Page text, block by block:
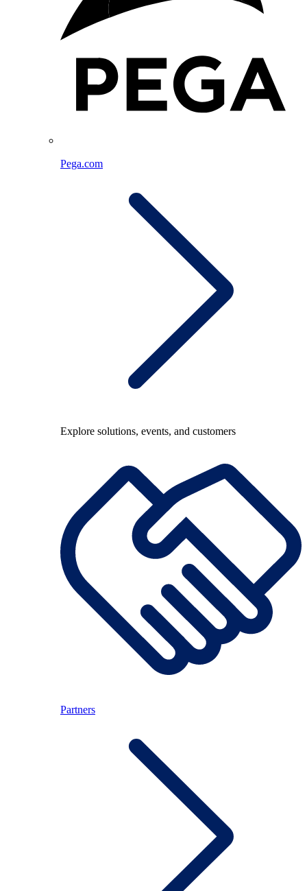
Pega.com
Explore solutions, events, and customers
Partners